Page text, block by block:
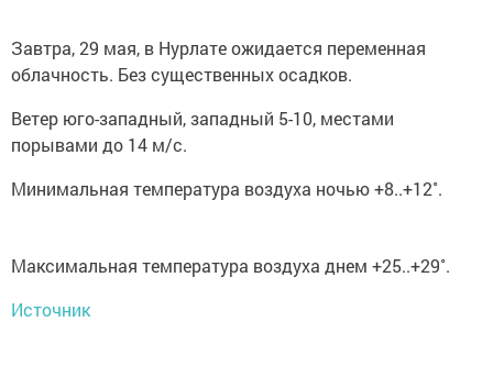
Завтра, 29 мая, в Нурлате ожидается переменная
облачность. Без существенных осадков.
Ветер юго-западный, западный 5-10, местами
порывами до 14 м/с.
Минимальная температура воздуха ночью +8..+12˚.
Максимальная температура воздуха днем +25..+29˚.
Источник